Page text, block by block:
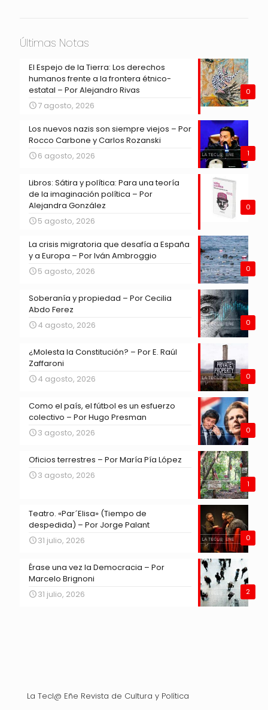
Últimas Notas
0
El Espejo de la Tierra: Los derechos
humanos frente a la frontera étnico-
estatal – Por Alejandro Rivas
7 agosto, 2026
1
Los nuevos nazis son siempre viejos – Por
Rocco Carbone y Carlos Rozanski
6 agosto, 2026
0
Libros: Sátira y política: Para una teoría
de la imaginación política – Por
Alejandra González
5 agosto, 2026
0
La crisis migratoria que desafía a España
y a Europa – Por Iván Ambroggio
5 agosto, 2026
0
Soberanía y propiedad – Por Cecilia
Abdo Ferez
4 agosto, 2026
0
¿Molesta la Constitución? – Por E. Raúl
Zaffaroni
4 agosto, 2026
0
Como el país, el fútbol es un esfuerzo
colectivo – Por Hugo Presman
3 agosto, 2026
1
Oficios terrestres – Por María Pía López
3 agosto, 2026
0
Teatro. «Par´Elisa» (Tiempo de
despedida) – Por Jorge Palant
31 julio, 2026
2
Érase una vez la Democracia – Por
Marcelo Brignoni
31 julio, 2026
La Tecl@ Eñe Revista de Cultura y Política